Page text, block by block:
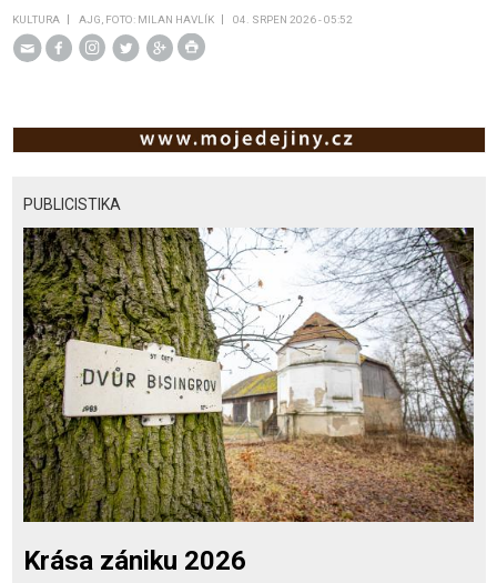
KULTURA AJG, FOTO: MILAN HAVLÍK 04. SRPEN 2026 - 05:52
PUBLICISTIKA
Krása zániku 2026